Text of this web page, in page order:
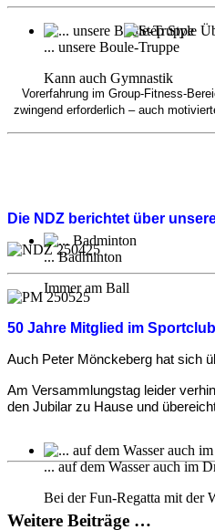
... unsere Boule-Truppe
Kann auch Gymnastik
... Badminton
Immer am Ball
... auf dem Wasser auch im
Bei der Fun-Regatta mit der
Vorerfahrung im Group-Fitness-
zwingend erforderlich – auch
Die NDZ berichtet über
50 Jahre Mitglied im Sportclub
Auch Peter Mönckeberg hat sich
Am Versammlungstag leider
den Jubilar zu Hause und
Weitere Beiträge …